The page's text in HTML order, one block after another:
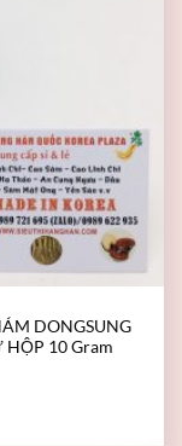
DONGSUNG
HỘP 10 Gram